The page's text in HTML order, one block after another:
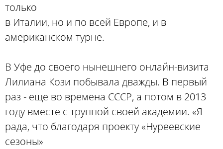
только
в Италии, но и по всей Европе, и в
американском турне.
В Уфе до своего нынешнего онлайн-визита
Лилиана Кози побывала дважды. В первый
раз - еще во времена СССР, а потом в 2013
году вместе с труппой своей академии. «Я
рада, что благодаря проекту «Нуреевские
сезоны»